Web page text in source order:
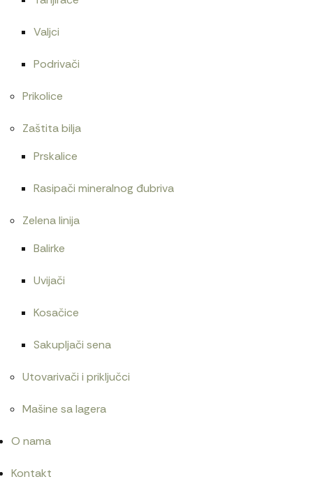
Valjci
Podrivači
Prikolice
Zaštita bilja
Prskalice
Rasipači mineralnog đubriva
Zelena linija
Balirke
Uvijači
Kosačice
Sakupljači sena
Utovarivači i priključci
Mašine sa lagera
O nama
Kontakt